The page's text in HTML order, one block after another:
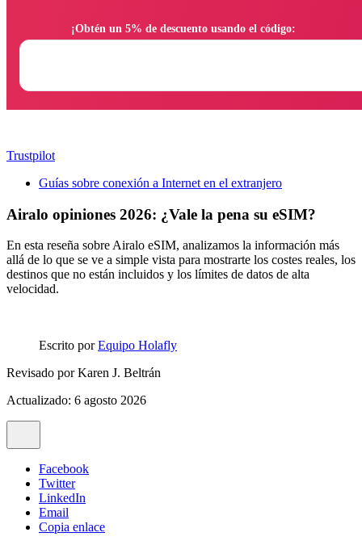
Trustpilot
Guías sobre conexión a Internet en el extranjero
Airalo opiniones 2026: ¿Vale la pena su eSIM?
En esta reseña sobre Airalo eSIM, analizamos la información más
allá de lo que se ve a simple vista para mostrarte los costes reales, los
destinos que no están incluidos y los límites de datos de alta
velocidad.
Escrito porEquipo Holafly
Revisado porKaren J. Beltrán
Actualizado: 6 agosto 2026
Facebook
Twitter
LinkedIn
Email
Copia enlace